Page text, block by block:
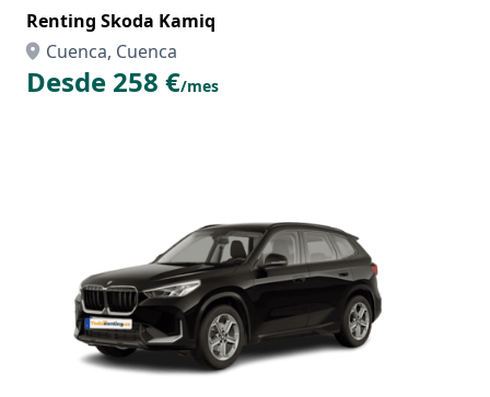
Renting Skoda Kamiq
Cuenca, Cuenca
Desde 258 €/mes